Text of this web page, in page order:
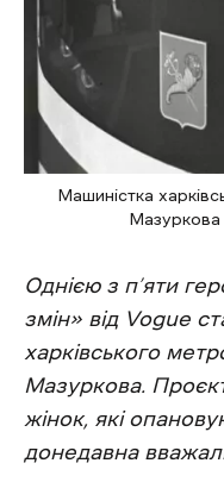
Машиністка
Однією з п’яти
змін» від Vogue
харківського
Мазуркова.
жінок, які
донедавна